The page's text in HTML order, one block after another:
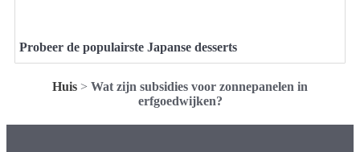
Probeer de populairste Japanse desserts
Huis > Wat zijn subsidies voor zonnepanelen in
erfgoedwijken?